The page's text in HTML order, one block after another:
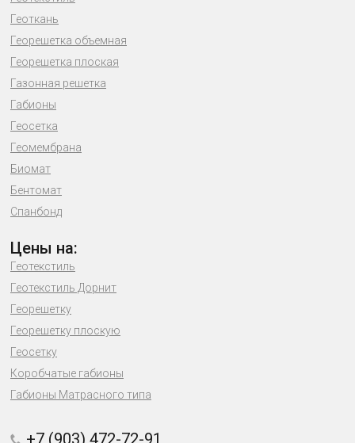
Геоткань
Георешетка объемная
Георешетка плоская
Газонная решетка
Габионы
Геосетка
Геомембрана
Биомат
Бентомат
Спанбонд
Цены на:
Геотекстиль
Геотекстиль Дорнит
Георешетку
Георешетку плоскую
Геосетку
Коробчатые габионы
Габионы Матрасного типа
+7 (903) 472-72-91